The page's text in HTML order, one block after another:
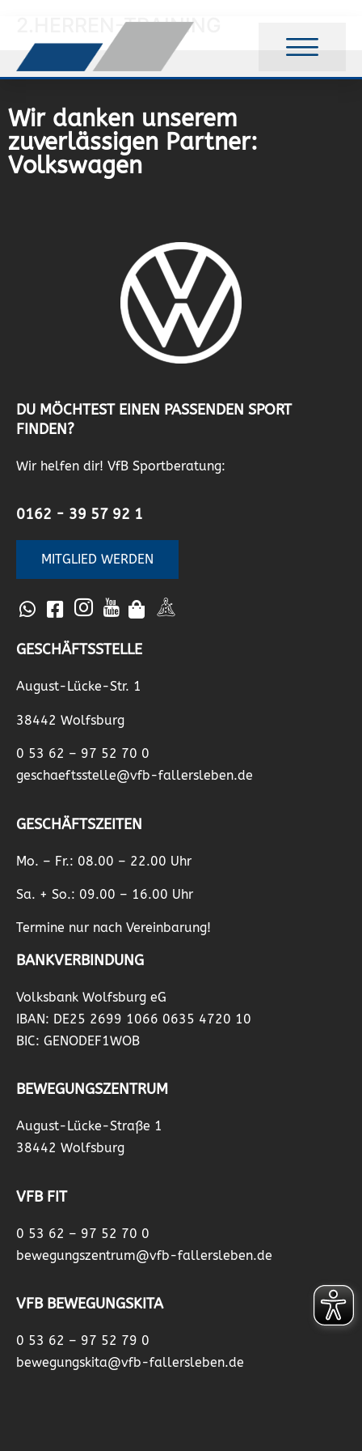
2.HERREN-TRAINING
Wir danken unserem
zuverlässigen Partner:
Volkswagen
DU MÖCHTEST EINEN PASSENDEN SPORT
FINDEN?
Wir helfen dir! VfB Sportberatung:
0162 - 39 57 92 1
MITGLIED WERDEN
GESCHÄFTSSTELLE
August-Lücke-Str. 1
38442 Wolfsburg
0 53 62 – 97 52 70 0
geschaeftsstelle@vfb-fallersleben.de
GESCHÄFTSZEITEN
Mo. – Fr.: 08.00 – 22.00 Uhr
Sa. + So.: 09.00 – 16.00 Uhr
Termine nur nach Vereinbarung!
BANKVERBINDUNG
Volksbank Wolfsburg eG
IBAN: DE25 2699 1066 0635 4720 10
BIC: GENODEF1WOB
BEWEGUNGSZENTRUM
August-Lücke-Straße 1
38442 Wolfsburg
VFB FIT
0 53 62 – 97 52 70 0
bewegungszentrum@vfb-fallersleben.de
VFB BEWEGUNGSKITA
0 53 62 – 97 52 79 0
bewegungskita@vfb-fallersleben.de